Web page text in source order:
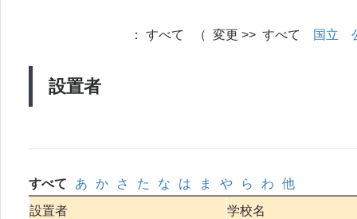
設置者
： すべて （ 変更 >> すべて 国立
すべて あ か さ た な は ま や ら わ
他
設置者
学校名